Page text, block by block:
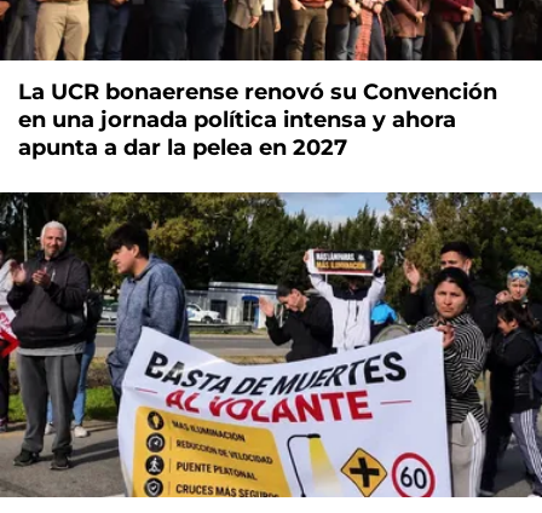
La UCR bonaerense renovó su Convención
en una jornada política intensa y ahora
apunta a dar la pelea en 2027